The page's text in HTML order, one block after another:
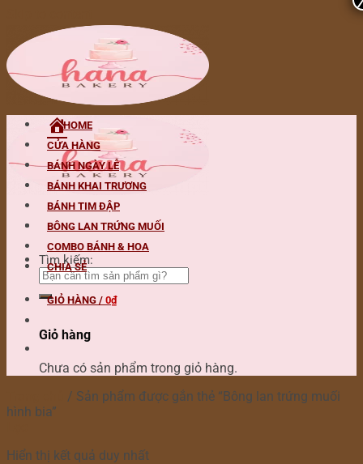
Tìm kiếm:
HOME
CỬA HÀNG
BÁNH NGÀY LỄ
BÁNH KHAI TRƯƠNG
BÁNH TIM ĐẬP
BÔNG LAN TRỨNG MUỐI
COMBO BÁNH & HOA
CHIA SẺ
GIỎ HÀNG / 0₫
Giỏ hàng
Chưa có sản phẩm trong giỏ hàng.
/ Sản phẩm được gắn thẻ “Bông lan trứng muối
hình bia”
Hiển thị kết quả duy nhất